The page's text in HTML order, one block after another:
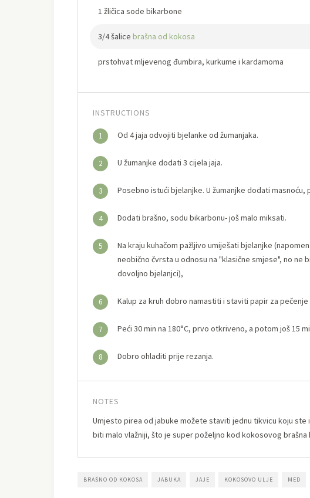
1 žličica sode bikarbone
3/4 šalice brašna od kokosa
prstohvat mljevenog đumbira, kurkume i kardamoma
INSTRUCTIONS
1 Od 4 jaja odvojiti bjelanke od žumanjaka.
2 U žumanjke dodati 3 cijela jaja.
3 Posebno istući bjelanjke. U žumanjke dodati
4 Dodati brašno, sodu bikarbonu- još malo miksati.
5
Na kraju kuhačom pažljivo umiješati bjelanjke
neobično čvrsta u odnosu na "klasične smjese", no ne
dovoljno bjelanjci),
6 Kalup za kruh dobro namastiti i staviti papir za
7 Peći 30 min na 180°C, prvo otkriveno, a potom još 15
8 Dobro ohladiti prije rezanja.
NOTES
Umjesto pirea od jabuke možete staviti jednu tikvicu koju
biti malo vlažniji, što je super poželjno kod kokosovog brašna
BRAŠNO OD KOKOSA JABUKA JAJE KOKOSOVO ULJE MED